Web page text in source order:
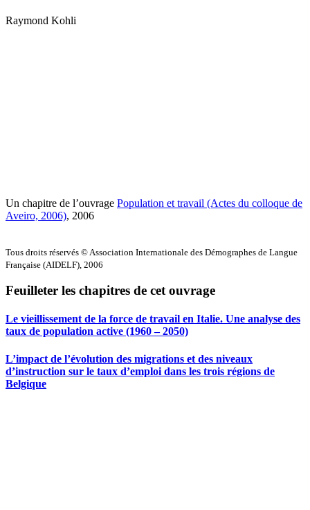
Raymond Kohli
Un chapitre de l’ouvrage Population et travail (Actes du colloque de
Aveiro, 2006), 2006
Tous droits réservés © Association Internationale des Démographes de Langue
Française (AIDELF), 2006
Feuilleter les chapitres de cet ouvrage
Le vieillissement de la force de travail en Italie. Une analyse des
taux de population active (1960 – 2050)
L’impact de l’évolution des migrations et des niveaux
d’instruction sur le taux d’emploi dans les trois régions de
Belgique